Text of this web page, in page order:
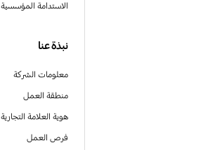
الاستدامة المؤسسية
نبذة عنا
معلومات الشركة
منطقة العمل
هوية العلامة التجارية
فرص العمل